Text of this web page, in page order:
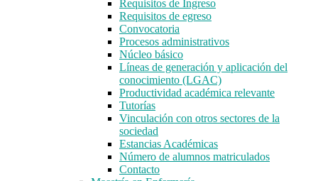
Requisitos de Ingreso
Requisitos de egreso
Convocatoria
Procesos administrativos
Núcleo básico
Líneas de generación y aplicación del
conocimiento (LGAC)
Productividad académica relevante
Tutorías
Vinculación con otros sectores de la
sociedad
Estancias Académicas
Número de alumnos matriculados
Contacto